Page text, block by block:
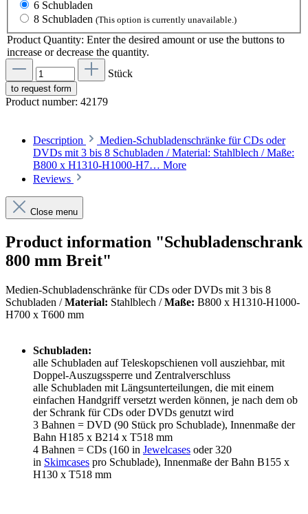
6 Schubladen
8 Schubladen (This option is currently unavailable.)
Product Quantity: Enter the desired amount or use the buttons to
increase or decrease the quantity.
Stück
to request form
Product number: 42179
Description
Medien-Schubladenschränke für CDs oder
DVDs mit 3 bis 8 Schubladen / Material: Stahlblech / Maße:
B800 x H1310-H1000-H7… More
Reviews
Close menu
Product information "Schubladenschrank
800 mm Breit"
Medien-Schubladenschränke für CDs oder DVDs mit 3 bis 8
Schubladen /Material: Stahlblech /Maße: B800 x H1310-H1000-
H700 x T600 mm
Schubladen:
alle Schubladen auf Teleskopschienen voll ausziehbar, mit
Doppel-Auszugssperre und Zentralverschluss
alle Schubladen mit Längsunterteilungen, die mit einem
einfachen Handgriff versetzt werden können, je nach dem ob
der Schrank für CDs oder DVDs genutzt wird
3 Bahnen = DVD (90 Stück pro Schublade), Innenmaße der
Bahn H185 x B214 x T518 mm
4 Bahnen = CDs (160 in Jewelcases oder 320
in Skimcases pro Schublade), Innenmaße der Bahn B155 x
H130 x T518 mm